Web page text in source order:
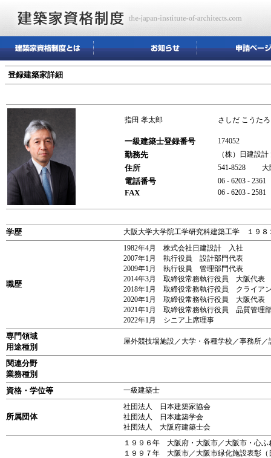
登録建築家詳細
指田 孝太郎 さしだ こうた
一級建築士登録番号 174052
勤務先 （株）日建設
住所 541-8528 大
電話番号 06 - 6203 - 2361
FAX 06 - 6203 - 2581
学歴 大阪大学大学院工学研究科建築工学 １９８
職歴
1982年4月 株式会社日建設計 入社
2007年1月 執行役員 設計部門代表
2009年1月 執行役員 管理部門代表
2014年3月 取締役常務執行役員 大阪代表
2018年1月 取締役常務執行役員 クライア
2020年1月 取締役常務執行役員 大阪代表
2021年1月 取締役常務執行役員 品質管理
2022年1月 シニア上席理事
専門領域
用途種別
屋外競技場施設／大学・各種学校／事務所
関連分野
業務種別
資格・学位等
一級建築士
所属団体
社団法人 日本建築家協会
社団法人 日本建築学会
社団法人 大阪府建築士会
１９９６年 大阪府・大阪市／大
１９９７年 大阪市／大阪市緑化施設表彰（